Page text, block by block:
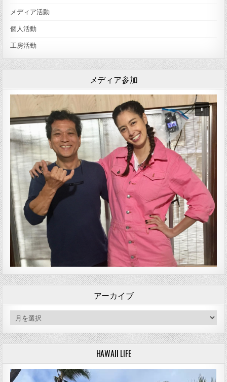
メディア活動
個人活動
工房活動
メディア参加
アーカイブ
アーカイブ
HAWAII LIFE